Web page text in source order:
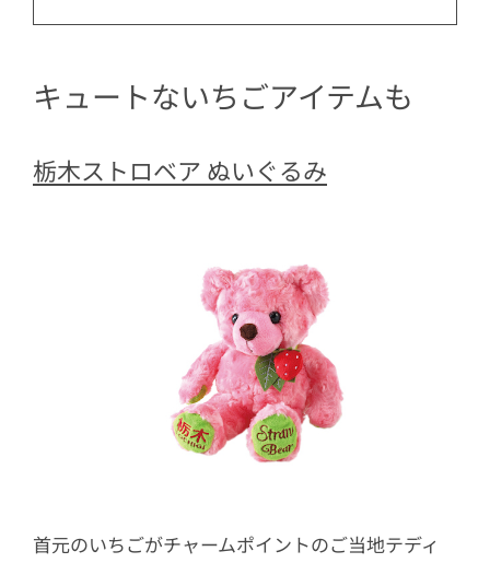
キュートないちごアイテムも
栃木ストロベア ぬいぐるみ
首元のいちごがチャームポイントのご当地テディ